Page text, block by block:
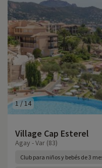
1 /14
Village Cap Esterel
Agay - Var (83)
Club para niños y bebés de 3